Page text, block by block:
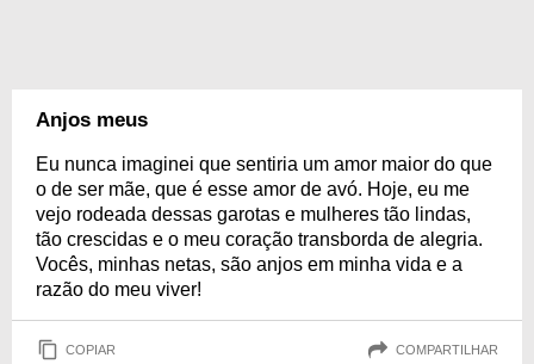
Anjos meus
Eu nunca imaginei que sentiria um amor maior do que
o de ser mãe, que é esse amor de avó. Hoje, eu me
vejo rodeada dessas garotas e mulheres tão lindas,
tão crescidas e o meu coração transborda de alegria.
Vocês, minhas netas, são anjos em minha vida e a
razão do meu viver!
COPIAR COMPARTILHAR